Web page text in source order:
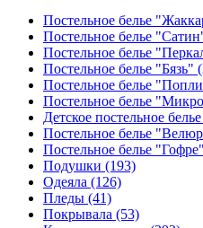
Постельное белье
Постельное белье
Постельное белье
Постельное белье "Бязь"
Постельное белье
Постельное белье
Детское постельное белье
Постельное белье
Постельное белье "Гофре"
Подушки (193)
Одеяла (126)
Пледы (41)
Покрывала (53)